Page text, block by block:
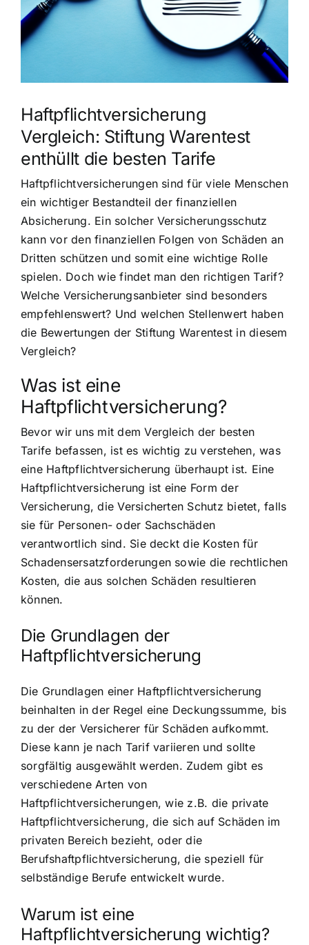
Haftpflichtversicherung
Vergleich: Stiftung Warentest
enthüllt die besten Tarife
Haftpflichtversicherungen sind für viele Menschen
ein wichtiger Bestandteil der finanziellen
Absicherung. Ein solcher Versicherungsschutz
kann vor den finanziellen Folgen von Schäden an
Dritten schützen und somit eine wichtige Rolle
spielen. Doch wie findet man den richtigen Tarif?
Welche Versicherungsanbieter sind besonders
empfehlenswert? Und welchen Stellenwert haben
die Bewertungen der Stiftung Warentest in diesem
Vergleich?
Was ist eine
Haftpflichtversicherung?
Bevor wir uns mit dem Vergleich der besten
Tarife befassen, ist es wichtig zu verstehen, was
eine Haftpflichtversicherung überhaupt ist. Eine
Haftpflichtversicherung ist eine Form der
Versicherung, die Versicherten Schutz bietet, falls
sie für Personen- oder Sachschäden
verantwortlich sind. Sie deckt die Kosten für
Schadensersatzforderungen sowie die rechtlichen
Kosten, die aus solchen Schäden resultieren
können.
Die Grundlagen der
Haftpflichtversicherung
Die Grundlagen einer Haftpflichtversicherung
beinhalten in der Regel eine Deckungssumme, bis
zu der der Versicherer für Schäden aufkommt.
Diese kann je nach Tarif variieren und sollte
sorgfältig ausgewählt werden. Zudem gibt es
verschiedene Arten von
Haftpflichtversicherungen, wie z.B. die private
Haftpflichtversicherung, die sich auf Schäden im
privaten Bereich bezieht, oder die
Berufshaftpflichtversicherung, die speziell für
selbständige Berufe entwickelt wurde.
Warum ist eine
Haftpflichtversicherung wichtig?